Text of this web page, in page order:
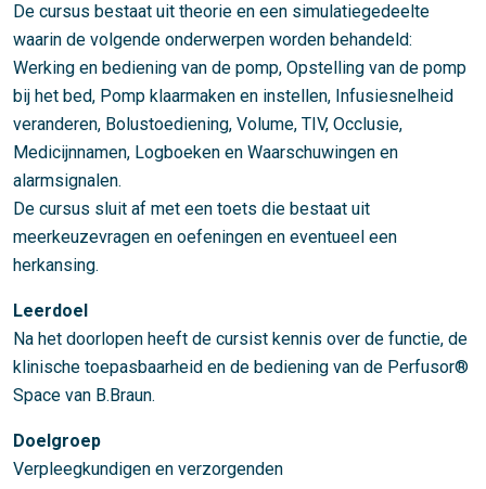
De cursus bestaat uit theorie en een simulatiegedeelte
waarin de volgende onderwerpen worden behandeld:
Werking en bediening van de pomp, Opstelling van de pomp
bij het bed, Pomp klaarmaken en instellen, Infusiesnelheid
veranderen, Bolustoediening, Volume, TIV, Occlusie,
Medicijnnamen, Logboeken en Waarschuwingen en
alarmsignalen.
De cursus sluit af met een toets die bestaat uit
meerkeuzevragen en oefeningen en eventueel een
herkansing.
Leerdoel
Na het doorlopen heeft de cursist kennis over de functie, de
klinische toepasbaarheid en de bediening van de Perfusor®
Space van B.Braun.
Doelgroep
Verpleegkundigen en verzorgenden